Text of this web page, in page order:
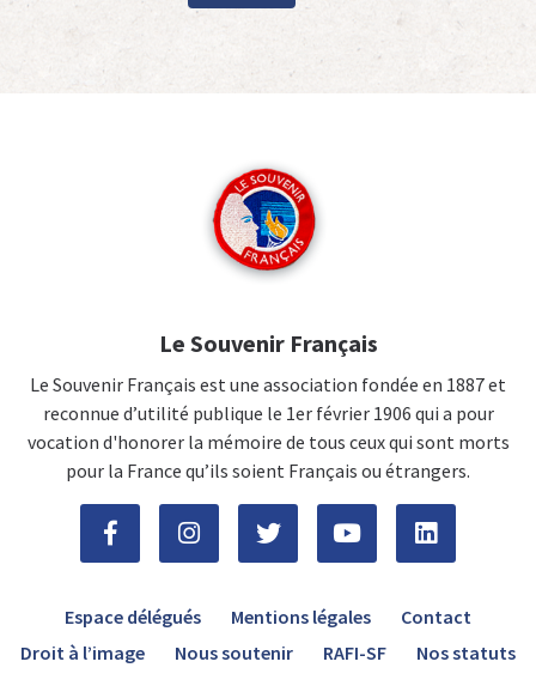
Le Souvenir Français
Le Souvenir Français est une association fondée en 1887 et
reconnue d’utilité publique le 1er février 1906 qui a pour
vocation d'honorer la mémoire de tous ceux qui sont morts
pour la France qu’ils soient Français ou étrangers.
Espace délégués Mentions légales
Contact
Droit à l’image
Nous soutenir RAFI-SF Nos statuts